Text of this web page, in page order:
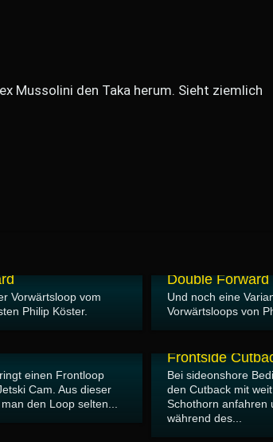
Mussolini den Taka herum. Sieht ziemlich
Vorwärtsloop vom
Philip Köster.
Double Forward
Und noch eine
Vorwärtsloops von
einen Frontloop
Cam. Aus dieser
den Loop selten...
Frontside
Bei sideonshore
den Cutback mit
Schothorn anfahren
während des...